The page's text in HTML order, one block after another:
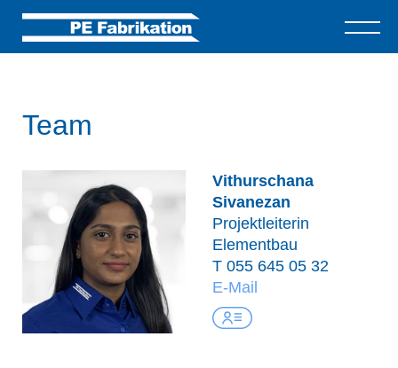
Team
Vithurschana
Sivanezan
Projektleiterin
Elementbau
T 055 645 05 32
E-Mail